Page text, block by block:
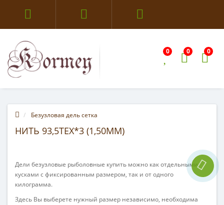
0 0 0
Безузловая дель сетка
НИТЬ 93,5TEX*3 (1,50ММ)
Дели безузловые рыболовные купить можно как отдельными
кусками с фиксированным размером, так и от одного
килограмма.
Здесь Вы выберете нужный размер независимо, необходима